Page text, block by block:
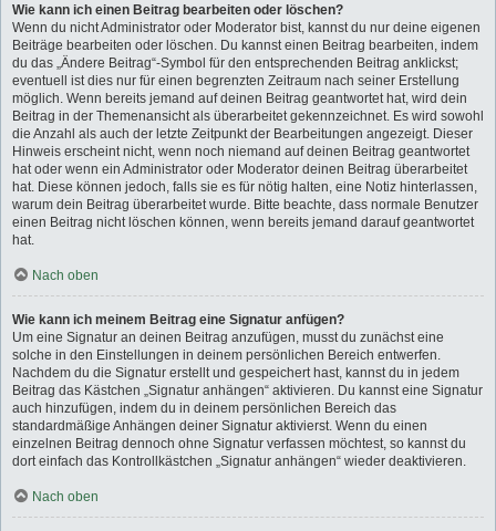
Wie kann ich einen Beitrag bearbeiten oder löschen?
Wenn du nicht Administrator oder Moderator bist, kannst du nur deine eigenen
Beiträge bearbeiten oder löschen. Du kannst einen Beitrag bearbeiten, indem
du das „Ändere Beitrag“-Symbol für den entsprechenden Beitrag anklickst;
eventuell ist dies nur für einen begrenzten Zeitraum nach seiner Erstellung
möglich. Wenn bereits jemand auf deinen Beitrag geantwortet hat, wird dein
Beitrag in der Themenansicht als überarbeitet gekennzeichnet. Es wird sowohl
die Anzahl als auch der letzte Zeitpunkt der Bearbeitungen angezeigt. Dieser
Hinweis erscheint nicht, wenn noch niemand auf deinen Beitrag geantwortet
hat oder wenn ein Administrator oder Moderator deinen Beitrag überarbeitet
hat. Diese können jedoch, falls sie es für nötig halten, eine Notiz hinterlassen,
warum dein Beitrag überarbeitet wurde. Bitte beachte, dass normale Benutzer
einen Beitrag nicht löschen können, wenn bereits jemand darauf geantwortet
hat.
Nach oben
Wie kann ich meinem Beitrag eine Signatur anfügen?
Um eine Signatur an deinen Beitrag anzufügen, musst du zunächst eine
solche in den Einstellungen in deinem persönlichen Bereich entwerfen.
Nachdem du die Signatur erstellt und gespeichert hast, kannst du in jedem
Beitrag das Kästchen „Signatur anhängen“ aktivieren. Du kannst eine Signatur
auch hinzufügen, indem du in deinem persönlichen Bereich das
standardmäßige Anhängen deiner Signatur aktivierst. Wenn du einen
einzelnen Beitrag dennoch ohne Signatur verfassen möchtest, so kannst du
dort einfach das Kontrollkästchen „Signatur anhängen“ wieder deaktivieren.
Nach oben